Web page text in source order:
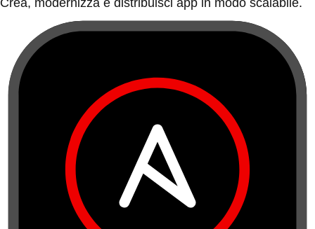
Crea, modernizza e distribuisci app in modo scalabile.